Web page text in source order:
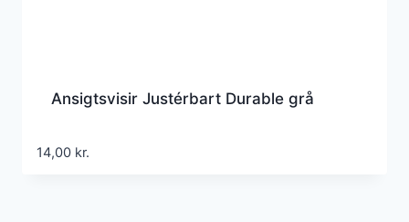
Ansigtsvisir Justérbart Durable grå
14,00 kr.